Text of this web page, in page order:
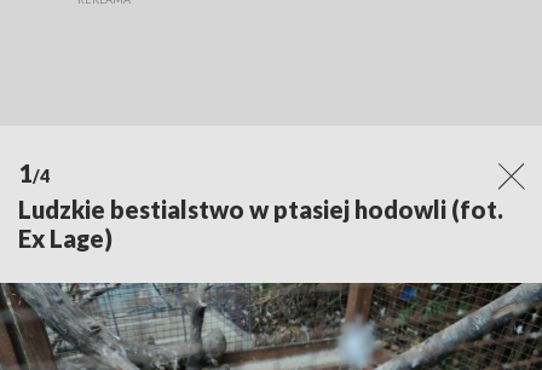
1/4
Ludzkie bestialstwo w ptasiej hodowli (fot.
Ex Lage)